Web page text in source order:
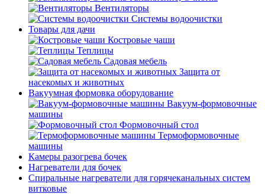
Вентиляторы
Системы водоочистки
Товары для дачи
Костровые чаши
Теплицы
Садовая мебель
Защита от
насекомых и животных
Вакуумная формовка оборудование
Вакуум-формовочные
машины
Формовочный стол
Термоформовочные
машины
Камеры разогрева бочек
Нагреватели для бочек
Спиральные нагреватели для горячеканальных систем
витковые